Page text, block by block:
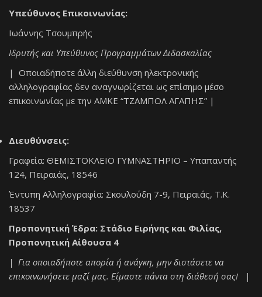
Υπεύθυνος Επικοινωνίας:
Ιωάννης Τσουμπρής
Ιδρυτής και Υπεύθυνος Προγραμμάτων Διδασκαλίας
| Οποιαδήποτε άλλη διεύθυνση ηλεκτρονικής
αλληλογραφίας δεν αναγνωρίζεται ως επίσημο μέσο
επικοινωνίας με την ΑΜΚΕ “ΤΖΑΜΠΟΛ ΑΓΑΠΗΣ” |
Διευθύνσεις:
Γραφεία: ΘΕΜΙΣΤΟΚΛΕΙΟ ΓΥΜΝΑΣΤΗΡΙΟ – Υπαπαντής
124, Πειραιάς, 18546
Έντυπη Αλληλογραφία: Σκουλούδη 7-9, Πειραιάς, Τ.Κ.
18537
Προπονητική Έδρα: Στάδιο Ειρήνης και Φιλίας,
Προπονητική Αίθουσα 4
| Για οποιαδήποτε απορία ή ανάγκη, μην διστάσετε να
επικοινωνήσετε μαζί μας. Είμαστε πάντα στη διάθεσή σας! |